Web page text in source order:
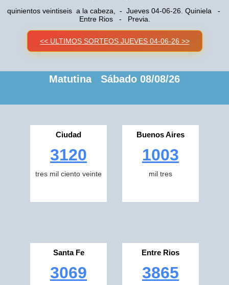
quinientos veintiseis a la cabeza, - Jueves 04-06-26. Quiniela -
Entre Rios - Previa.
<< ULTIMOS SORTEOS JUEVES 04-06-26 >>
Matutina Sábado 08/08/26
Ciudad
3120
tres mil ciento veinte
Buenos Aires
1003
mil tres
Santa Fe
3069
Entre Rios
3865